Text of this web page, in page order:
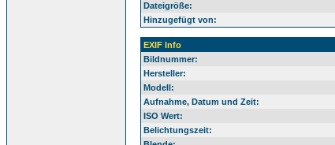
Dateigröße:
Hinzugefügt von:
EXIF Info
Bildnummer:
Hersteller:
Modell:
Aufnahme, Datum und Zeit:
ISO Wert:
Belichtungszeit: